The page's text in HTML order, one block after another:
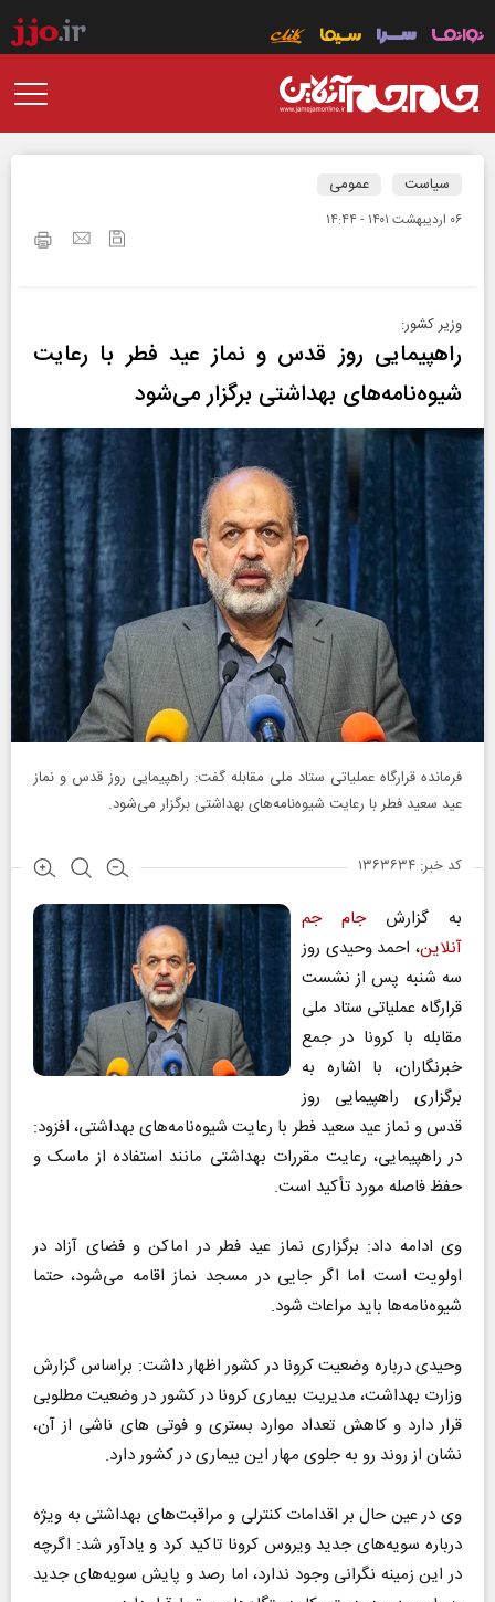
سیاست عمومی
۰۶ ارديبهشت ۱۴۰۱ - ۱۴:۴۴
وزیر کشور:
راهپیمایی روز قدس و نماز عید فطر با رعایت
شیوه‌نامه‌های بهداشتی برگزار می‌شود
فرمانده قرارگاه عملیاتی ستاد ملی مقابله گفت: راهپیمایی روز قدس و نماز
عید سعید فطر با رعایت شیوه‌نامه‌های بهداشتی برگزار می‌شود.
کد خبر: ۱۳۶۳۶۳۴
به گزارشجام جم
آنلاین، احمد وحیدی روز
سه شنبه پس از نشست
قرارگاه عملیاتی ستاد ملی
مقابله با کرونا در جمع
خبرنگاران، با اشاره به
برگزاری راهپیمایی روز
قدس و نماز عید سعید فطر با رعایت شیوه‌نامه‌های بهداشتی، افزود:
در راهپیمایی، رعایت مقررات بهداشتی مانند استفاده از ماسک و
حفظ فاصله مورد تأکید است.
وی ادامه داد: برگزاری نماز عید فطر در اماکن و فضای آزاد در
اولویت است اما اگر جایی در مسجد نماز اقامه می‌شود، حتما
شیوه‌نامه‌ها باید مراعات شود.
وحیدی درباره وضعیت کرونا در کشور اظهار داشت: براساس گزارش
وزارت بهداشت، مدیریت بیماری کرونا در کشور در وضعیت مطلوبی
قرار دارد و کاهش تعداد موارد بستری و فوتی های ناشی از آن،
نشان از روند رو به جلوی مهار این بیماری در کشور دارد.
وی در عین حال بر اقدامات کنترلی و مراقبت‌های بهداشتی به ویژه
درباره سویه‌های جدید ویروس کرونا تاکید کرد و یادآور شد: اگرچه
در این زمینه نگرانی وجود ندارد، اما رصد و پایش سویه‌های جدید